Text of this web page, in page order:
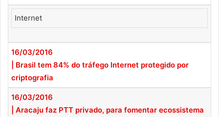
Internet
16/03/2016
| Brasil tem 84% do tráfego Internet protegido por
criptografia
16/03/2016
| Aracaju faz PTT privado, para fomentar ecossistema